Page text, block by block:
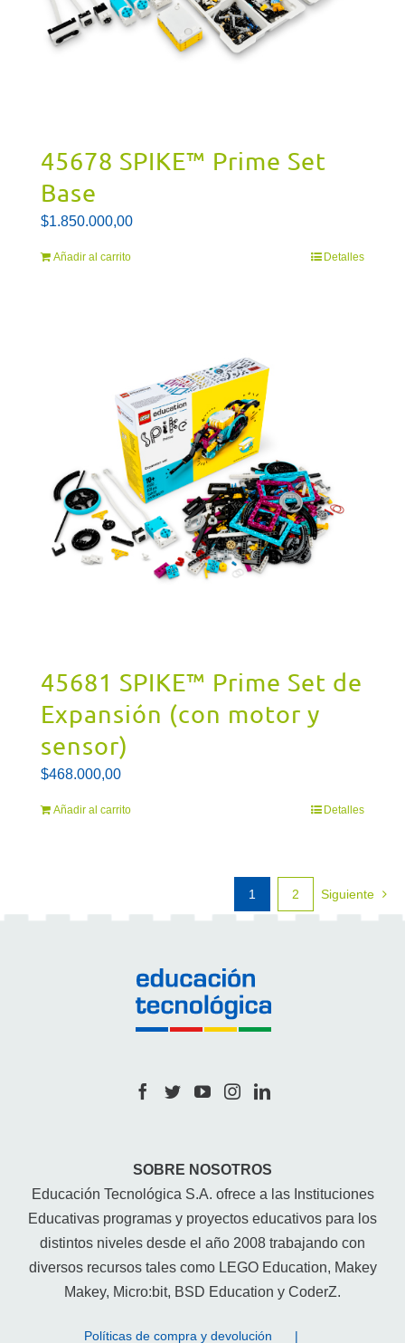
45678 SPIKE™ Prime Set
Base
$1.850.000,00
Añadir al carrito Detalles
45681 SPIKE™ Prime Set de
Expansión (con motor y
sensor)
$468.000,00
Añadir al carrito Detalles
1 2 Siguiente
SOBRE NOSOTROS
Educación Tecnológica S.A. ofrece a las Instituciones
Educativas programas y proyectos educativos para los
distintos niveles desde el año 2008 trabajando con
diversos recursos tales como LEGO Education, Makey
Makey, Micro:bit, BSD Education y CoderZ.
Políticas de compra y devolución